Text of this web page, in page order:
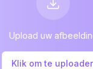
Upload uw
Klik om te